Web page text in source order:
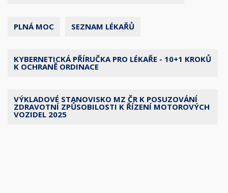
PLNÁ MOC SEZNAM LÉKAŘŮ
KYBERNETICKÁ PŘÍRUČKA PRO LÉKAŘE - 10+1 KROKŮ
K OCHRANĚ ORDINACE
VÝKLADOVÉ STANOVISKO MZ ČR K POSUZOVÁNÍ
ZDRAVOTNÍ ZPŮSOBILOSTI K ŘÍZENÍ MOTOROVÝCH
VOZIDEL 2025